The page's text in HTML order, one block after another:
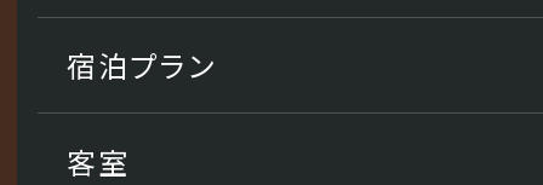
宿泊プラン
客室